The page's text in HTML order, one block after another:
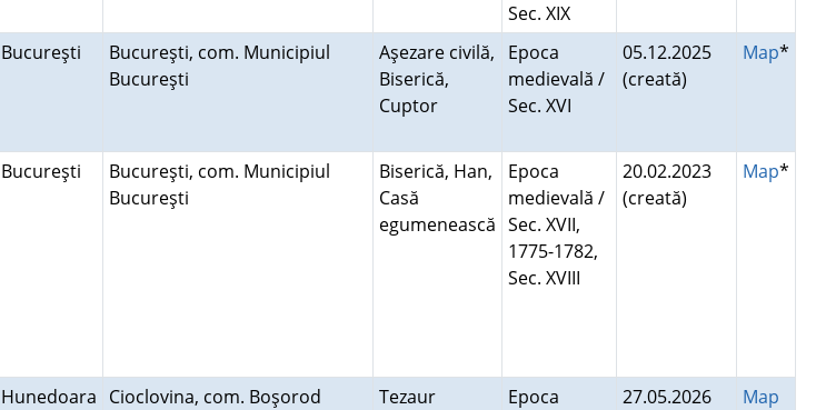
Sec. XIX
Bucureşti
Bucureşti, com. Municipiul
Bucureşti
Aşezare civilă,
Biserică,
Cuptor
Epoca
medievală /
Sec. XVI
05.12.2025
(creată)
Map*
Bucureşti
Bucureşti, com. Municipiul
Bucureşti
Biserică, Han,
Casă
egumenească
Epoca
medievală /
Sec. XVII,
1775-1782,
Sec. XVIII
20.02.2023
(creată)
Map*
Hunedoara Cioclovina, com. Boşorod Tezaur
Epoca
27.05.2026
Map